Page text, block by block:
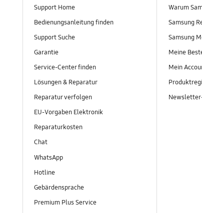
Support Home
Bedienungsanleitung finden
Support Suche
Garantie
Service-Center finden
Lösungen & Reparatur
Reparatur verfolgen
EU-Vorgaben Elektronik
Reparaturkosten
Chat
WhatsApp
Hotline
Gebärdensprache
Premium Plus Service
Warum
Samsung
Samsung
Meine
Mein